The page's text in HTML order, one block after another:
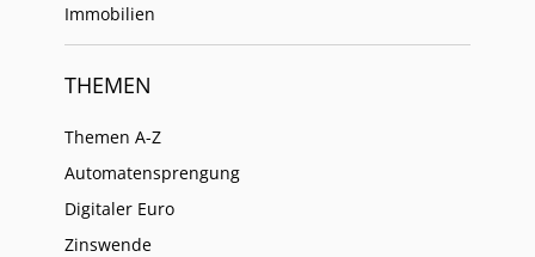
Immobilien
THEMEN
Themen A-Z
Automatensprengung
Digitaler Euro
Zinswende